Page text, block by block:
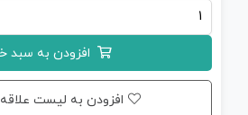
جزوه
حفظیات
یازدهم
افزودن به سبد
افزودن به لیست